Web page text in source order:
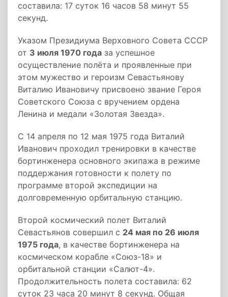
составила: 17 суток 16 часов 58 минут 55
секунд.
Указом Президиума Верховного Совета СССР
от 3 июля 1970 года за успешное
осуществление полёта и проявленные при
этом мужество и героизм Севастьянову
Виталию Ивановичу присвоено звание Героя
Советского Союза с вручением ордена
Ленина и медали «Золотая Звезда».
С 14 апреля по 12 мая 1975 года Виталий
Иванович проходил тренировки в качестве
бортинженера основного экипажа в режиме
поддержания готовности к полету по
программе второй экспедиции на
долговременную орбитальную станцию.
Второй космический полет Виталий
Севастьянов совершил с 24 мая по 26 июля
1975 года, в качестве бортинженера на
космическом корабле «Союз­-18» и
орбитальной станции «Салют­-4».
Продолжительность полета составила: 62
суток 23 часа 20 минут 8 секунд. Общая